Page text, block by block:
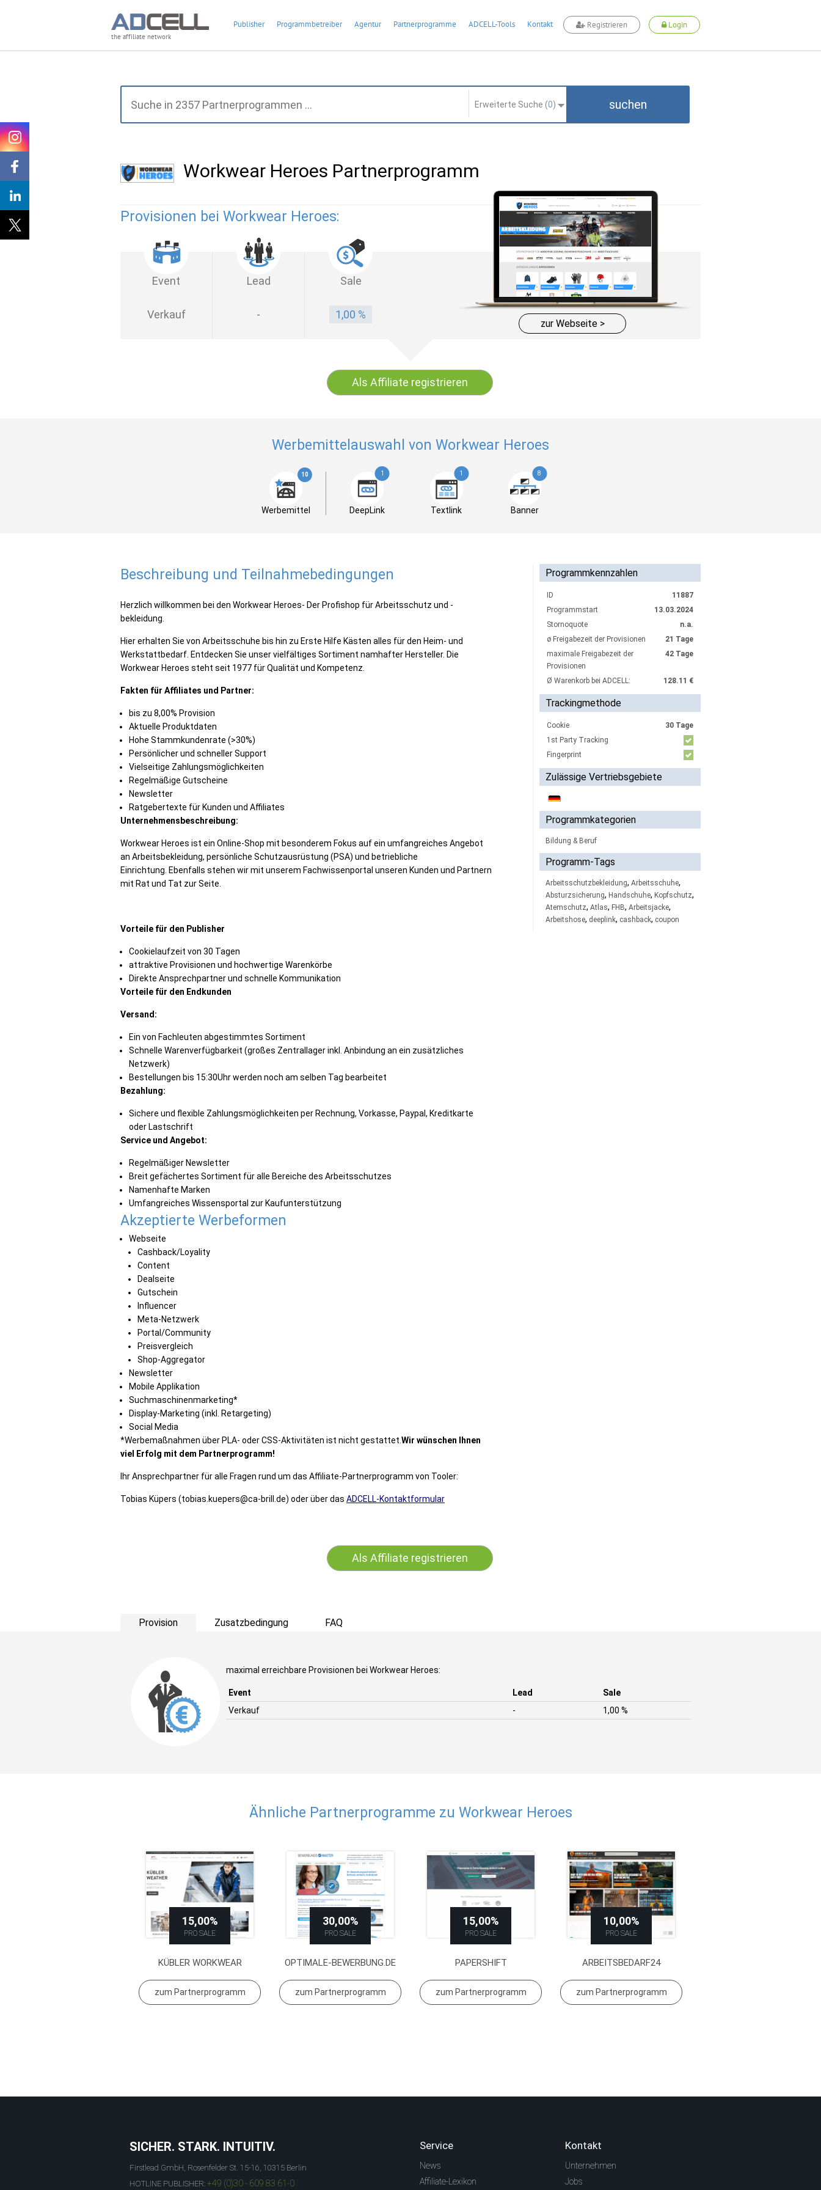
the affiliate network
Publisher Programmbetreiber Agentur Partnerprogramme ADCELL-Tools Kontakt Registrieren Login
Erweiterte Suche (0) suchen
Workwear Heroes Partnerprogramm
Provisionen bei Workwear Heroes:
Event Lead Sale
Verkauf - 1,00 %
zur Webseite >
Als Affiliate registrieren
Werbemittelauswahl von Workwear Heroes
10
Werbemittel
1
DeepLink
1
Textlink
8
Banner
Beschreibung und Teilnahmebedingungen
Herzlich willkommen bei den Workwear Heroes- Der Profishop für Arbeitsschutz und -
bekleidung.
Hier erhalten Sie von Arbeitsschuhe bis hin zu Erste Hilfe Kästen alles für den Heim- und
Werkstattbedarf. Entdecken Sie unser vielfältiges Sortiment namhafter Hersteller. Die
Workwear Heroes steht seit 1977 für Qualität und Kompetenz.
Fakten für Affiliates und Partner:
bis zu 8,00% Provision
Aktuelle Produktdaten
Hohe Stammkundenrate (>30%)
Persönlicher und schneller Support
Vielseitige Zahlungsmöglichkeiten
Regelmäßige Gutscheine
Newsletter
Ratgebertexte für Kunden und Affiliates
Unternehmensbeschreibung:
Workwear Heroes ist ein Online-Shop mit besonderem Fokus auf ein umfangreiches Angebot
an Arbeitsbekleidung, persönliche Schutzausrüstung (PSA) und betriebliche
Einrichtung. Ebenfalls stehen wir mit unserem Fachwissenportal unseren Kunden und Partnern
mit Rat und Tat zur Seite.
Vorteile für den Publisher
Cookielaufzeit von 30 Tagen
attraktive Provisionen und hochwertige Warenkörbe
Direkte Ansprechpartner und schnelle Kommunikation
Vorteile für den Endkunden
Versand:
Ein von Fachleuten abgestimmtes Sortiment
Schnelle Warenverfügbarkeit (großes Zentrallager inkl. Anbindung an ein zusätzliches
Netzwerk)
Bestellungen bis 15:30Uhr werden noch am selben Tag bearbeitet
Bezahlung:
Sichere und flexible Zahlungsmöglichkeiten per Rechnung, Vorkasse, Paypal, Kreditkarte
oder Lastschrift
Service und Angebot:
Regelmäßiger Newsletter
Breit gefächertes Sortiment für alle Bereiche des Arbeitsschutzes
Namenhafte Marken
Umfangreiches Wissensportal zur Kaufunterstützung
Akzeptierte Werbeformen
Webseite
Cashback/Loyality
Content
Dealseite
Gutschein
Influencer
Meta-Netzwerk
Portal/Community
Preisvergleich
Shop-Aggregator
Newsletter
Mobile Applikation
Suchmaschinenmarketing*
Display-Marketing (inkl. Retargeting)
Social Media
*Werbemaßnahmen über PLA- oder CSS-Aktivitäten ist nicht gestattet. Wir wünschen Ihnen
viel Erfolg mit dem Partnerprogramm!
Ihr Ansprechpartner für alle Fragen rund um das Affiliate-Partnerprogramm von Tooler:
Tobias Küpers (tobias.kuepers@ca-brill.de) oder über das ADCELL-Kontaktformular
Programmkennzahlen
ID
11887
Programmstart
13.03.2024
Stornoquote
n.a.
ø Freigabezeit der Provisionen
21 Tage
maximale Freigabezeit der
Provisionen
42 Tage
Ø Warenkorb bei ADCELL: 128.11 €
Trackingmethode
Cookie
30 Tage
1st Party Tracking
Fingerprint
Zulässige Vertriebsgebiete
Programmkategorien
Bildung & Beruf
Programm-Tags
Arbeitsschutzbekleidung, Arbeitsschuhe,
Absturzsicherung, Handschuhe, Kopfschutz,
Atemschutz, Atlas, FHB, Arbeitsjacke,
Arbeitshose, deeplink, cashback, coupon
Als Affiliate registrieren
Provision Zusatzbedingung FAQ
maximal erreichbare Provisionen bei Workwear Heroes:
Event Lead
Sale
Verkauf
- 1,00 %
Ähnliche Partnerprogramme zu Workwear Heroes
15,00%
PRO SALE
KÜBLER WORKWEAR
zum Partnerprogramm
30,00%
PRO SALE
OPTIMALE-BEWERBUNG.DE
zum Partnerprogramm
35,00 €
PRO LEAD
15,00%
PRO SALE
PAPERSHIFT
zum Partnerprogramm
10,00%
PRO SALE
ARBEITSBEDARF24
zum Partnerprogramm
SICHER. STARK. INTUITIV.
Firstlead GmbH, Rosenfelder St. 15-16, 10315 Berlin
HOTLINE PUBLISHER: +49 (0)30 - 609 83 61-0
Service
News
Affiliate-Lexikon
Kontakt
Unternehmen
Jobs